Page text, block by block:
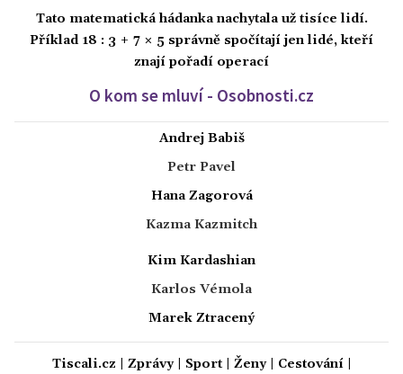
Tato matematická hádanka nachytala už tisíce lidí.
Příklad 18 : 3 + 7 × 5 správně spočítají jen lidé, kteří
znají pořadí operací
O kom se mluví - Osobnosti.cz
Andrej Babiš
Petr Pavel
Hana Zagorová
Kazma Kazmitch
Kim Kardashian
Karlos Vémola
Marek Ztracený
Tiscali.cz Zprávy| Sport| Ženy| Cestování|